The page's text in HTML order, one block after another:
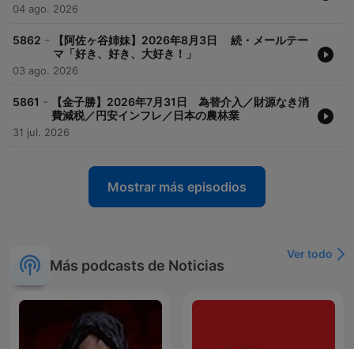
04 ago. 2026
5862 -
【阿佐ヶ谷姉妹】2026年8月3日 続・メールテー
マ「好き、好き、大好き！」
03 ago. 2026
5861 -
【金子勝】2026年7月31日 為替介入／財源なき消
費減税／円安インフレ／日本の農林業
31 jul. 2026
Mostrar más episodios
Más podcasts de Noticias
Ver todo